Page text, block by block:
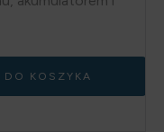
DO KOSZYKA